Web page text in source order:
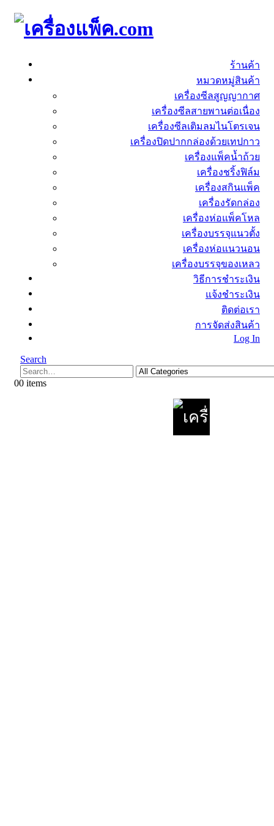
ร้านค้า
หมวดหมู่สินค้า
เครื่องซีลสูญญากาศ
เครื่องซีลสายพานต่อเนื่อง
เครื่องซีลเติมลมไนโตรเจน
เครื่องปิดปากกล่องด้วยเทปกาว
เครื่องแพ็คน้ำถ้วย
เครื่องชริ้งฟิล์ม
เครื่องสกินแพ็ค
เครื่องรัดกล่อง
เครื่องห่อแพ็คโหล
เครื่องบรรจุแนวตั้ง
เครื่องห่อแนวนอน
เครื่องบรรจุของเหลว
วิธีการชำระเงิน
แจ้งชำระเงิน
ติดต่อเรา
การจัดส่งสินค้า
Log In
Search
00 items